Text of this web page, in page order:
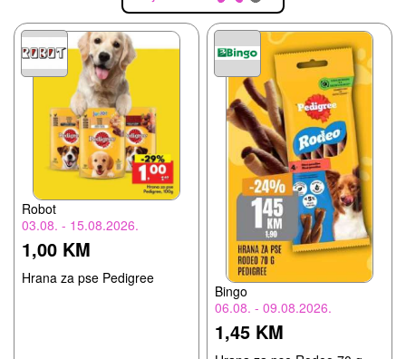
Robot
03.08. - 15.08.2026.
1,00 KM
Hrana za pse Pedigree
Bingo
06.08. - 09.08.2026.
1,45 KM